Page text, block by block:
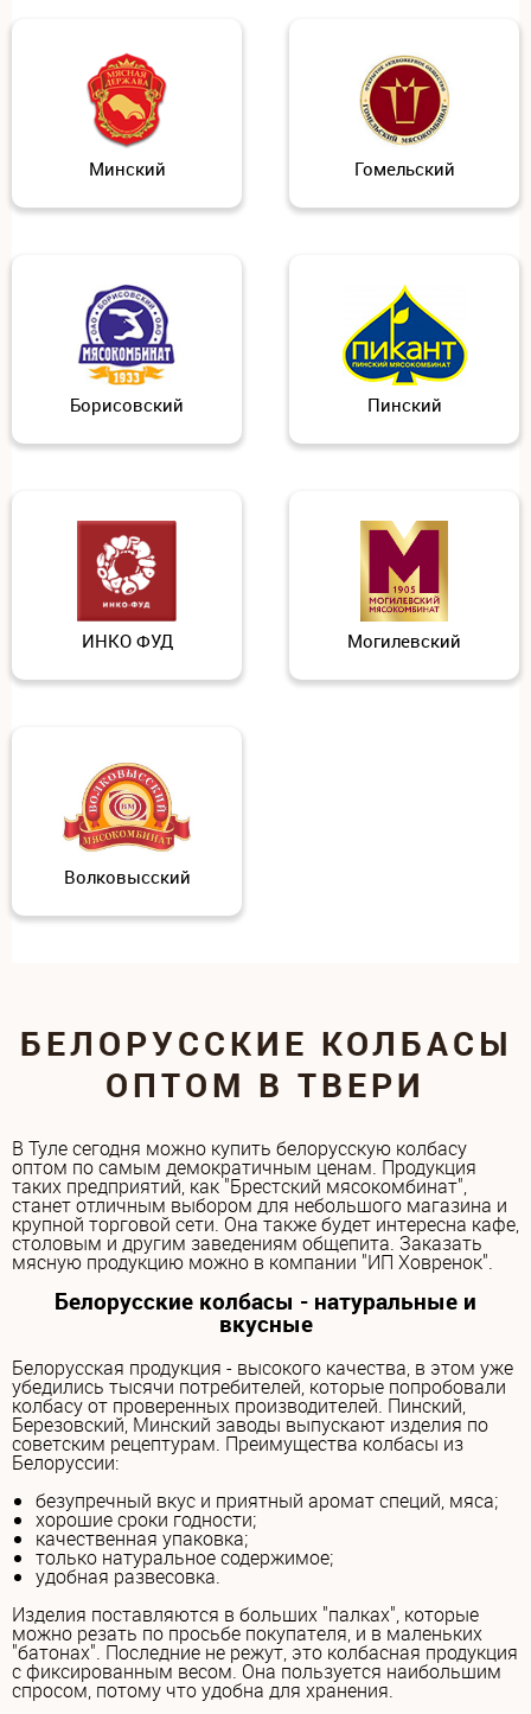
Минский Гомельский
Борисовский Пинский
ИНКО ФУД Могилевский
Волковысский
БЕЛОРУССКИЕ КОЛБАСЫ
ОПТОМ В ТВЕРИ
В Туле сегодня можно купить белорусскую колбасу
оптом по самым демократичным ценам. Продукция
таких предприятий, как "Брестский мясокомбинат",
станет отличным выбором для небольшого магазина и
крупной торговой сети. Она также будет интересна кафе,
столовым и другим заведениям общепита. Заказать
мясную продукцию можно в компании "ИП Ховренок".
Белорусские колбасы - натуральные и
вкусные
Белорусская продукция - высокого качества, в этом уже
убедились тысячи потребителей, которые попробовали
колбасу от проверенных производителей. Пинский,
Березовский, Минский заводы выпускают изделия по
советским рецептурам. Преимущества колбасы из
Белоруссии:
безупречный вкус и приятный аромат специй, мяса;
хорошие сроки годности;
качественная упаковка;
только натуральное содержимое;
удобная развесовка.
Изделия поставляются в больших "палках", которые
можно резать по просьбе покупателя, и в маленьких
"батонах". Последние не режут, это колбасная продукция
с фиксированным весом. Она пользуется наибольшим
спросом, потому что удобна для хранения.